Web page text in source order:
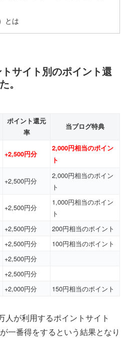
とは
サイト別のポイント還
。
ポイント還元
率
当ブログ特典
+2,500円分
2,000円相当のポイン
ト
+2,500円分
2,000円相当のポイン
ト
+2,500円分
1,000円相当のポイン
ト
+2,500円分
200円相当のポイント
+2,500円分
100円相当のポイント
+2,500円分
+2,500円分
+2,000円分 150円相当のポイント
人が利用するポイントサイト
が一番得をするという結果となり